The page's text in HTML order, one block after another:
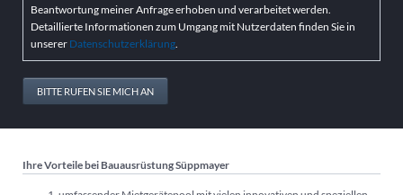
Beantwortung meiner Anfrage erhoben und verarbeitet werden.
Detaillierte Informationen zum Umgang mit Nutzerdaten finden Sie in
unserer Datenschutzerklärung.
BITTE RUFEN SIE MICH AN
Ihre Vorteile bei Bauausrüstung Süppmayer